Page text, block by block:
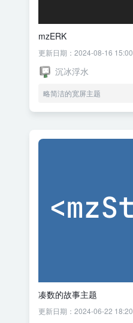
mzERK
更新日期：2024-08-16 15:00
沉冰浮水
略简洁的宽屏主题
凑数的故事主题
更新日期：2024-06-22 18:20